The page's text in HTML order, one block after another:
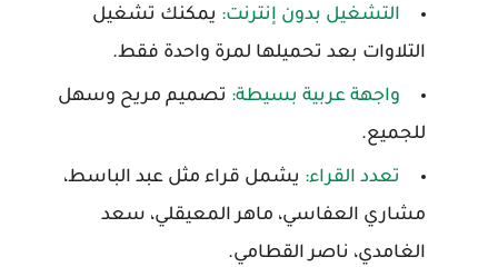
التشغيل بدون إنترنت: يمكنك تشغيل
التلاوات بعد تحميلها لمرة واحدة فقط.
واجهة عربية بسيطة: تصميم مريح وسهل
للجميع.
تعدد القراء: يشمل قراء مثل عبد الباسط،
مشاري العفاسي، ماهر المعيقلي، سعد
الغامدي، ناصر القطامي.